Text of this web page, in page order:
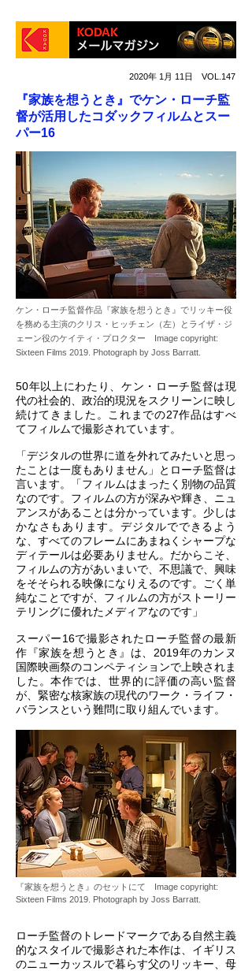
2020年 1月 11日 VOL.147
『家族を想うとき』でケン・ローチ監
督が活用したコダックフィルムとスー
パー16
ケン・ローチ監督作品『家族を想うとき』でリッキー役
を務める主演のクリス・ヒッチェン（左）とライザ・ジ
ェーン役のケイティ・プロクター Image copyright:
Sixteen Films 2019. Photograph by Joss Barratt.
50年以上にわたり、ケン・ローチ監督は現
代の社会的、政治的現況をスクリーンに映し
続けてきました。これまでの27作品はすべ
てフィルムで撮影されています。
「デジタルの世界に道を外れてみたいと思っ
たことは一度もありません」とローチ監督は
言います。「フィルムはまったく別物の品質
なのです。フィルムの方が深みや輝き、ニュ
アンスがあることは分かっています。少しは
かなさもあります。デジタルでできるよう
な、すべてのフレームにあまねくシャープな
ディテールは必要ありません。だからこそ、
フィルムの方があいまいで、不思議で、興味
をそそられる映像になりえるのです。ごく単
純なことですが、フィルムの方がストーリー
テリングに優れたメディアなのです」
スーパー16で撮影されたローチ監督の最新
作『家族を想うとき』は、2019年のカンヌ
国際映画祭のコンペティションで上映されま
した。本作では、世界的に評価の高い監督
が、緊密な核家族の現代のワーク・ライフ・
バランスという難問に取り組んでいます。
『家族を想うとき』のセットにて Image copyright:
Sixteen Films 2019. Photograph by Joss Barratt.
ローチ監督のトレードマークである自然主義
的なスタイルで撮影された本作は、イギリス
のニューカッスルで暮らす父のリッキー、母